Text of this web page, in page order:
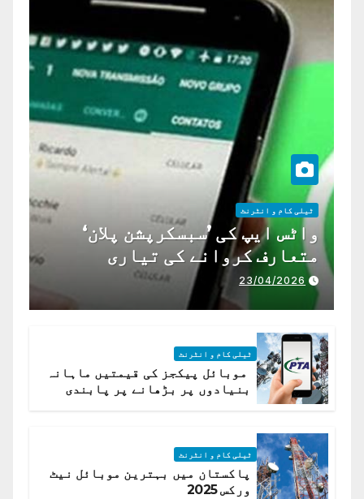
ٹیلی کام و انٹرنٹ
واٹس ایپ کی ’سبسکرپشن پلان‘
متعارف کروانے کی تیاری
23/04/2026
ٹیلی کام و انٹرنٹ
موبائل پیکجز کی قیمتیں ماہانہ
بنیادوں پر بڑھانے پر پابندی
ٹیلی کام و انٹرنٹ
پاکستان میں بہترین موبائل نیٹ
ورکس 2025